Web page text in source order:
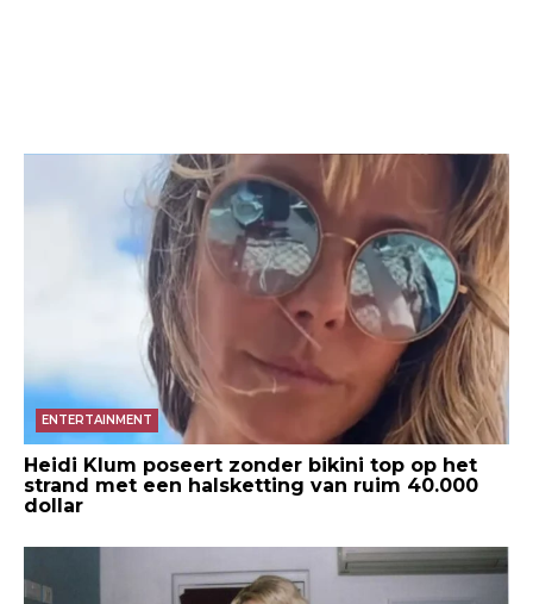
ENTERTAINMENT
Heidi Klum poseert zonder bikini top op het
strand met een halsketting van ruim 40.000
dollar